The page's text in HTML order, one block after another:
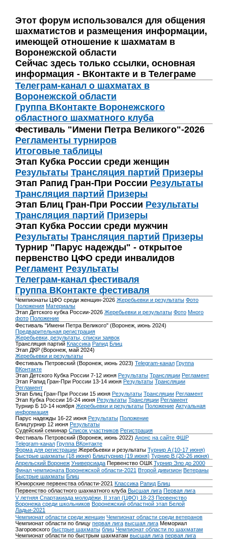
Этот форум использовался для общения
шахматистов и размещения информации,
имеющей отношение к шахматам в
Воронежской области
Сейчас здесь только ссылки, основная
информация - ВКонтакте и в Телеграме
Телеграм-канал о шахматах в
Воронежской области
Группа ВКонтакте Воронежского
областного шахматного клуба
Фестиваль "Имени Петра Великого"-2026
Регламенты турниров
Итоговые таблицы
Этап Кубка России среди женщин
Результаты Трансляция партий Призеры
Этап Рапид Гран-При России Результаты
Трансляция партий Призеры
Этап Блиц Гран-При России Результаты
Трансляция партий Призеры
Этап Кубка России среди мужчин
Результаты Трансляция партий Призеры
Турнир "Парус надежды" - открытое
первенство ЦФО среди инвалидов
Регламент Результаты
Телеграм-канал фестиваля
Группа ВКонтакте фестиваля
Чемпионаты ЦФО среди женщин-2026 Жеребьевки и результаты Фото
Положения Материалы
Этап Детского кубка России-2026 Жеребьевки и результаты Фото Много
фото Положение
Фестиваль "Имени Петра Великого" (Воронеж, июнь 2024)
Предварительная регистрация
Жеребьевки, результаты, списки заявок
Трансляция партий Классика Рапид Блиц
Этап ДКР (Воронеж, май 2024)
Жеребьевки и результаты
Фестиваль Петровский (Воронеж, июнь 2023) Telegram-канал Группа
ВКонтакте
Этап Детского Кубка России 7-12 июня Результаты Трансляции Регламент
Этап Рапид Гран-При России 13-14 июня Результаты Трансляции
Регламент
Этап Блиц Гран-При России 15 июня Результаты Трансляции Регламент
Этап Кубка России 16-24 июня Результаты Трансляции Регламент
Турнир Б 10-14 ноября Жеребьевки и результаты Положение Актуальная
информация
Парус надежды 16-22 июня Результаты Положение
Блицтурнир 12 июня Результаты
Судейский семинар Список участников Регистрация
Фестиваль Петровский (Воронеж, июнь 2022) Анонс на сайте ФШР
Telegram-канал Группа ВКонтакте
Форма для регистрации Жеребьевки и результаты Турнир A (10-17 июня)
Быстрые шахматы (18 июня) Блицтурнир (19 июня) Турнир B (20-26 июня)
Апрельский Воронеж Универсиада Первенство ОШК Турнир Эло до 2000
Финал чемпионата Воронежской области-2021 Второй дивизион Ветераны
Быстрые шахматы Блиц
Юниорские первенства области-2021 Классика Рапид Блиц
Первенство областного шахматного клуба Высшая лига Первая лига
V летняя Спартакиада молодёжи, II этап (ЦФО) 18-23 Первенство
Воронежа среди школьников Воронежский областной этап Белой
Ладьи-2021
Чемпионат области среди женщин Чемпионат области среди ветеранов
Чемпионат области по блицу первая лига высшая лига Мемориал
Загоровского быстрые шахматы блиц Чемпионат области по шахматам
Чемпионат области по быстрым шахматам высшая лига первая лига